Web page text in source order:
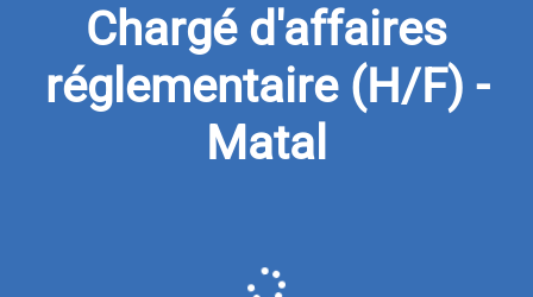
Chargé d'affaires
réglementaire (H/F) -
Matal